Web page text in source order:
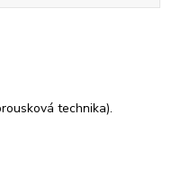
technika).